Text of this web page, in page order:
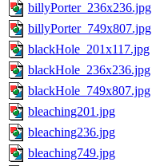
billyPorter_236x236.jpg
billyPorter_749x807.jpg
blackHole_201x117.jpg
blackHole_236x236.jpg
blackHole_749x807.jpg
bleaching201.jpg
bleaching236.jpg
bleaching749.jpg